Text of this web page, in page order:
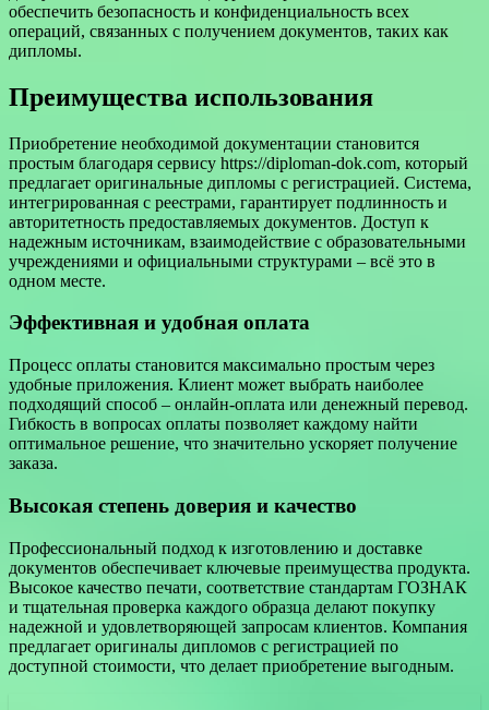
обеспечить безопасность и конфиденциальность всех
операций, связанных с получением документов, таких как
дипломы.
Преимущества использования
Приобретение необходимой документации становится
простым благодаря сервису https://diploman-dok.com, который
предлагает оригинальные дипломы с регистрацией. Система,
интегрированная с реестрами, гарантирует подлинность и
авторитетность предоставляемых документов. Доступ к
надежным источникам, взаимодействие с образовательными
учреждениями и официальными структурами – всё это в
одном месте.
Эффективная и удобная оплата
Процесс оплаты становится максимально простым через
удобные приложения. Клиент может выбрать наиболее
подходящий способ – онлайн-оплата или денежный перевод.
Гибкость в вопросах оплаты позволяет каждому найти
оптимальное решение, что значительно ускоряет получение
заказа.
Высокая степень доверия и качество
Профессиональный подход к изготовлению и доставке
документов обеспечивает ключевые преимущества продукта.
Высокое качество печати, соответствие стандартам ГОЗНАК
и тщательная проверка каждого образца делают покупку
надежной и удовлетворяющей запросам клиентов. Компания
предлагает оригиналы дипломов с регистрацией по
доступной стоимости, что делает приобретение выгодным.